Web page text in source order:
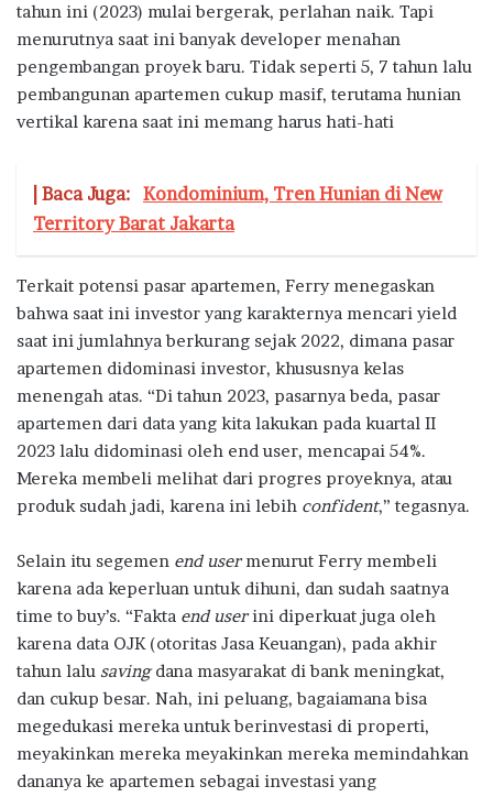
tahun ini (2023) mulai bergerak, perlahan naik. Tapi
menurutnya saat ini banyak developer menahan
pengembangan proyek baru. Tidak seperti 5, 7 tahun lalu
pembangunan apartemen cukup masif, terutama hunian
vertikal karena saat ini memang harus hati-hati
| Baca Juga: Kondominium, Tren Hunian di New
Territory Barat Jakarta
Terkait potensi pasar apartemen, Ferry menegaskan
bahwa saat ini investor yang karakternya mencari yield
saat ini jumlahnya berkurang sejak 2022, dimana pasar
apartemen didominasi investor, khususnya kelas
menengah atas. “Di tahun 2023, pasarnya beda, pasar
apartemen dari data yang kita lakukan pada kuartal II
2023 lalu didominasi oleh end user, mencapai 54%.
Mereka membeli melihat dari progres proyeknya, atau
produk sudah jadi, karena ini lebih confident,” tegasnya.
Selain itu segemen end usermenurut Ferry membeli
karena ada keperluan untuk dihuni, dan sudah saatnya
time to buy’s. “Fakta end userini diperkuat juga oleh
karena data OJK (otoritas Jasa Keuangan), pada akhir
tahun lalu savingdana masyarakat di bank meningkat,
dan cukup besar. Nah, ini peluang, bagaiamana bisa
megedukasi mereka untuk berinvestasi di properti,
meyakinkan mereka meyakinkan mereka memindahkan
dananya ke apartemen sebagai investasi yang